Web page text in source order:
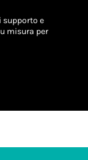
supporto e
misura per